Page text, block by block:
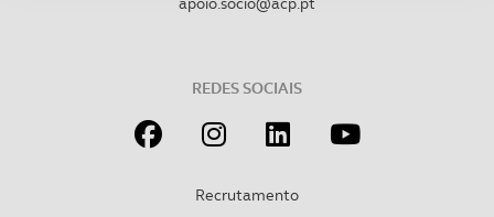
O ACP garantirá que as transferências internacionais de
dados pessoais serão realizadas apenas com o seu
REDES SOCIAIS
Recrutamento